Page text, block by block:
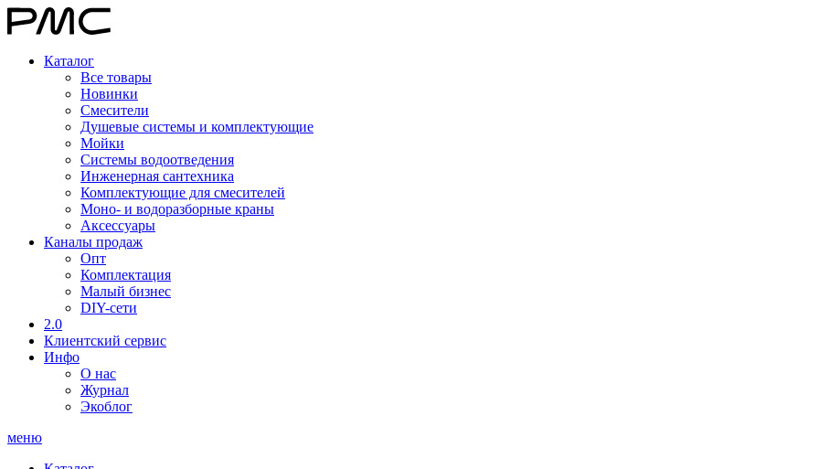
Каталог
Все товары
Новинки
Смесители
Душевые системы и комплектующие
Мойки
Системы водоотведения
Инженерная сантехника
Комплектующие для смесителей
Моно- и водоразборные краны
Аксессуары
Каналы продаж
Опт
Комплектация
Малый бизнес
DIY-сети
2.0
Клиентский сервис
Инфо
О нас
Журнал
Экоблог
меню